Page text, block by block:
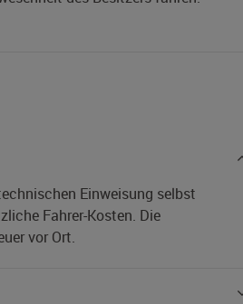
Einweisung selbst
Fahrer-Kosten. Die
vor Ort.